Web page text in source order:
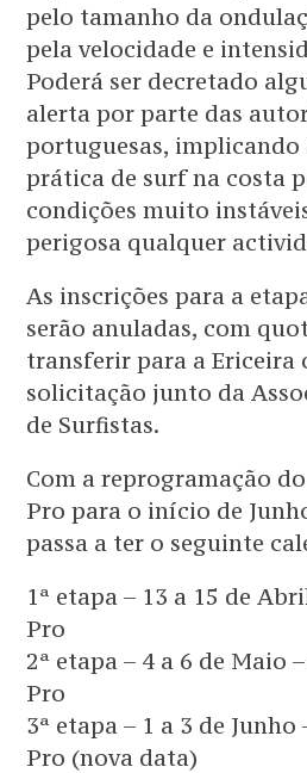
pelo tamanho da
pela velocidade e
Poderá ser decretado
alerta por parte das
portuguesas,
prática de surf na costa
condições muito
perigosa qualquer
As inscrições para a
serão anuladas, com
transferir para a Ericeira
solicitação junto da
de Surfistas.
Com a reprogramação
Pro para o início de
passa a ter o seguinte
1ª etapa – 13 a 15 de
Pro
2ª etapa – 4 a 6 de Maio
Pro
3ª etapa – 1 a 3 de
Pro (nova data)